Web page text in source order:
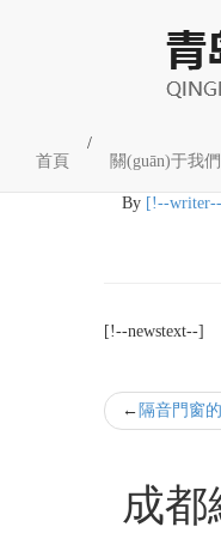
首頁
/
關(guān)于我們
By [!--
[!--newstext--]
隔音門窗
成